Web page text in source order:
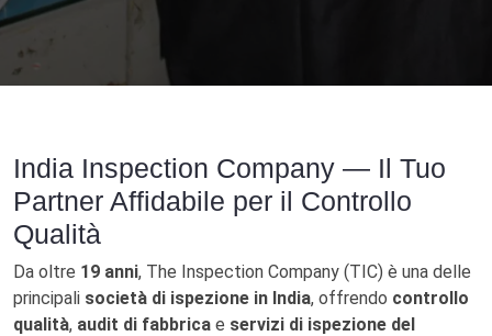
India Inspection Company — Il Tuo
Partner Affidabile per il Controllo
Qualità
Da oltre 19 anni, The Inspection Company (TIC) è una delle
principali società di ispezione in India, offrendo controllo
qualità, audit di fabbrica e servizi di ispezione del